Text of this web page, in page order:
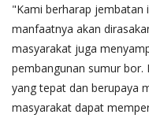
"Kami berharap jembatan
manfaatnya akan
masyarakat juga
pembangunan sumur bor.
yang tepat dan berupaya
masyarakat dapat